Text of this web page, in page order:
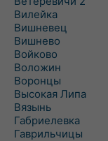
Вилейка
Вишневец
Вишнево
Войково
Воложин
Воронцы
Высокая Липа
Вязынь
Габриелевка
Гаврильчицы